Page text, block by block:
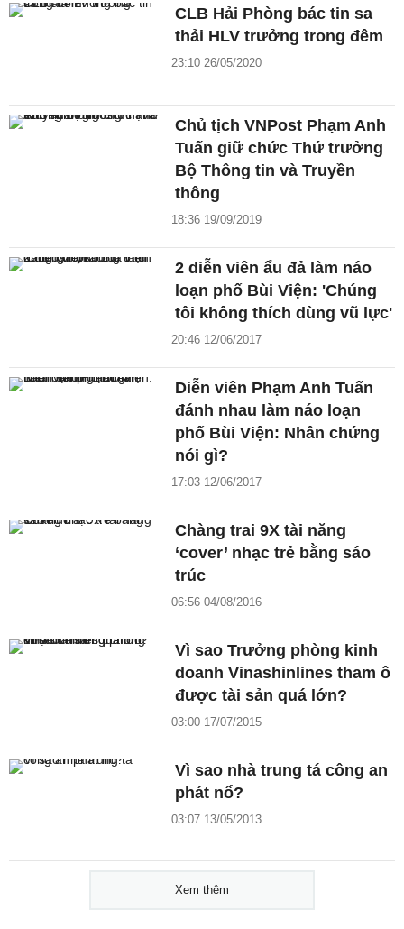
CLB Hải Phòng bác tin sa
thải HLV trưởng trong đêm
23:10 26/05/2020
Chủ tịch VNPost Phạm Anh
Tuấn giữ chức Thứ trưởng
Bộ Thông tin và Truyền
thông
18:36 19/09/2019
2 diễn viên ẩu đả làm náo
loạn phố Bùi Viện: 'Chúng
tôi không thích dùng vũ lực'
20:46 12/06/2017
Diễn viên Phạm Anh Tuấn
đánh nhau làm náo loạn
phố Bùi Viện: Nhân chứng
nói gì?
17:03 12/06/2017
Chàng trai 9X tài năng
‘cover’ nhạc trẻ bằng sáo
trúc
06:56 04/08/2016
Vì sao Trưởng phòng kinh
doanh Vinashinlines tham ô
được tài sản quá lớn?
03:00 17/07/2015
Vì sao nhà trung tá công an
phát nổ?
03:07 13/05/2013
Xem thêm